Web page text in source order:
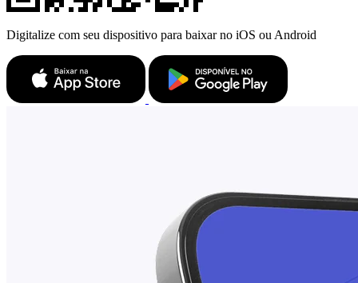
Digitalize com seu dispositivo para baixar no iOS ou Android